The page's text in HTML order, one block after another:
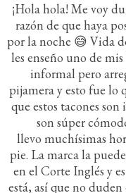
¡Hola hola! Me voy
razón de que haya
por la noche 😅 Vida
les enseño uno de
informal pero
pijamera y esto fue lo
que estos tacones
son súper
llevo muchísimas
pie. La marca la
en el Corte Inglés y
está, así que no